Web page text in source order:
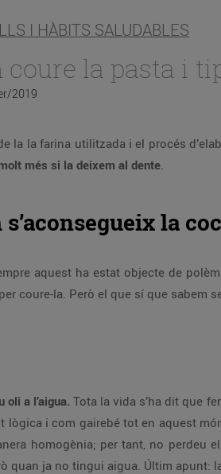
I HÀBITS SALUDABLES
coure la pasta i
2019
la la farina utilitzada i el procés
més si la deixem al dente.
s’aconsegueix la
aquest ha estat objecte de
coure-la. Però el que sí que sabem
oli a l’aigua. Tota la vida s’ha dit que
lògica i com gairebé tot en aquest
homogènia; per tant, no perdeu
quan ja no tingui aigua. Últim apunt: